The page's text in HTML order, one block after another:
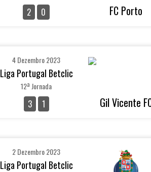
2 0 FC Porto
4 Dezembro 2023
Liga Portugal Betclic
12ª Jornada
3 1 Gil Vicente
2 Dezembro 2023
Liga Portugal Betclic